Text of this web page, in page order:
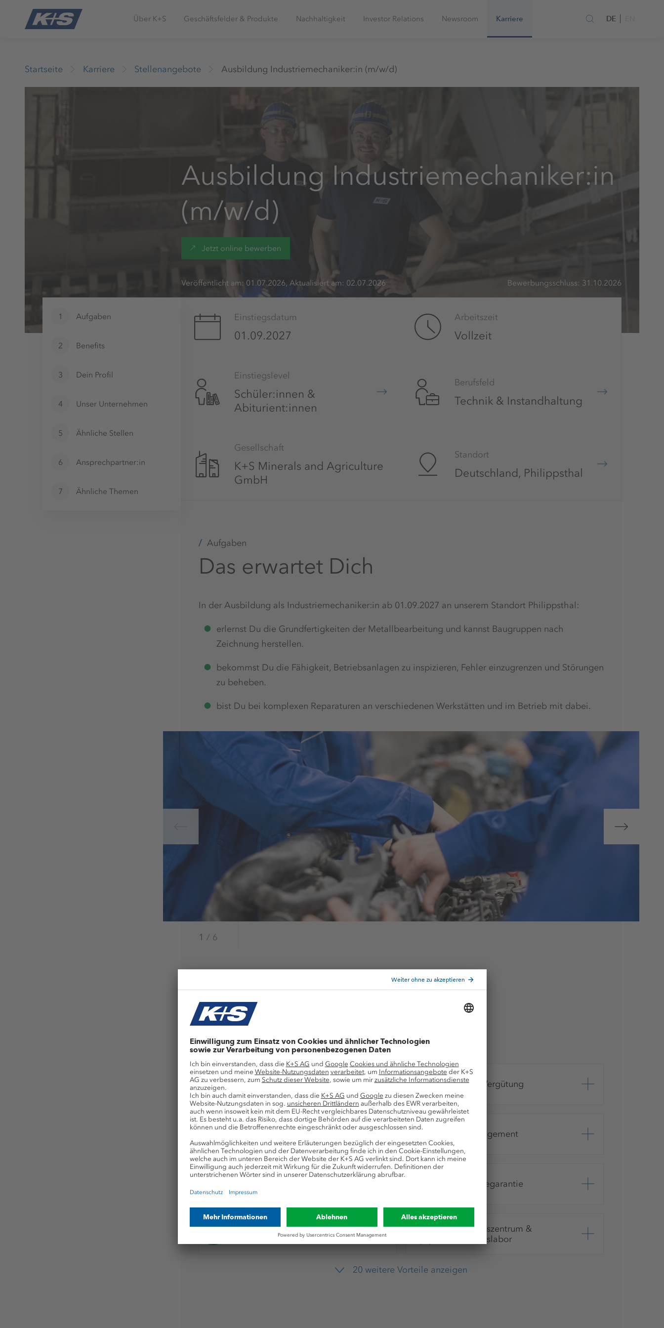
Über K+S Geschäftsfelder & Produkte Nachhaltigkeit Investor Relations Newsroom Karriere DE
Startseite Karriere Stellenangebote Ausbildung Industriemechaniker:in (m/w/d)
Ausbildung Industriemechaniker:in
(m/w/d)
Jetzt online bewerben
Veröffentlicht am: 01.07.2026, Aktualisiert am: 02.07.2026 Bewerbungsschluss: 31.10.2026
1 Aufgaben
2 Benefits
3 Dein Profil
4 Unser Unternehmen
5 Ähnliche Stellen
6 Ansprechpartner:in
7 Ähnliche Themen
Einstiegsdatum
01.09.2027
Arbeitszeit
Vollzeit
Einstiegslevel
Schüler:innen &
Abiturient:innen
Berufsfeld
Technik & Instandhaltung
Gesellschaft
K+S Minerals and Agriculture
GmbH
Standort
Deutschland, Philippsthal
Aufgaben
Das erwartet Dich
In der Ausbildung als Industriemechaniker:in ab 01.09.2027 an unserem Standort Philippsthal:
erlernst Du die Grundfertigkeiten der Metallbearbeitung und kannst Baugruppen nach
Zeichnung herstellen.
bekommst Du die Fähigkeit, Betriebsanlagen zu inspizieren, Fehler einzugrenzen und Störungen
zu beheben.
bist Du bei komplexen Reparaturen an verschiedenen Werkstätten und im Betrieb mit dabei.
1 / 6
Benefits
Das bieten wir dir
Corporate Benefits Attraktive Vergütung
Wohlbefinden &
Leistungsfähigkeit
Ideenmanagement
Übernahmegarantie
Fahrtkostenerstattung
Ausbildungszentrum &
Ausbildungslabor
20 weitere Vorteile anzeigen